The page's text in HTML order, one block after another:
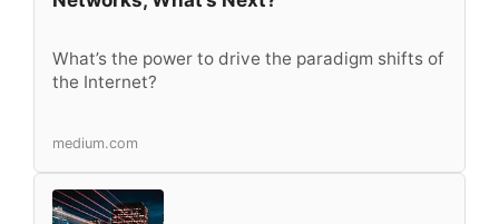
What’s the power to drive the paradigm shifts of
the Internet?
medium.com